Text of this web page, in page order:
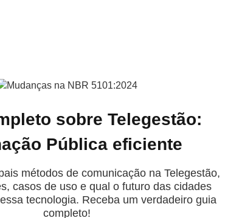
sobre Telegestão:
Pública eficiente
métodos de comunicação na Telegestão,
casos de uso e qual o futuro das cidades
tecnologia. Receba um verdadeiro guia
completo!